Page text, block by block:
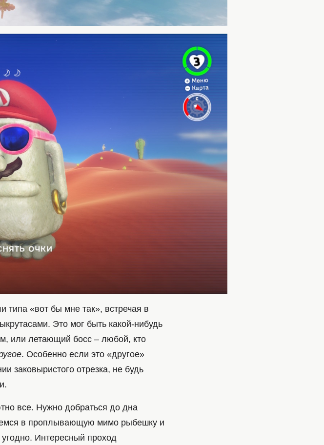
«вот бы мне так», встречая в
Это мог быть какой-нибудь
или летающий босс – любой, кто
. Особенно если это «другое»
заковыристого отрезка, не будь
все. Нужно добраться до дна
в проплывающую мимо рыбешку и
Интересный проход